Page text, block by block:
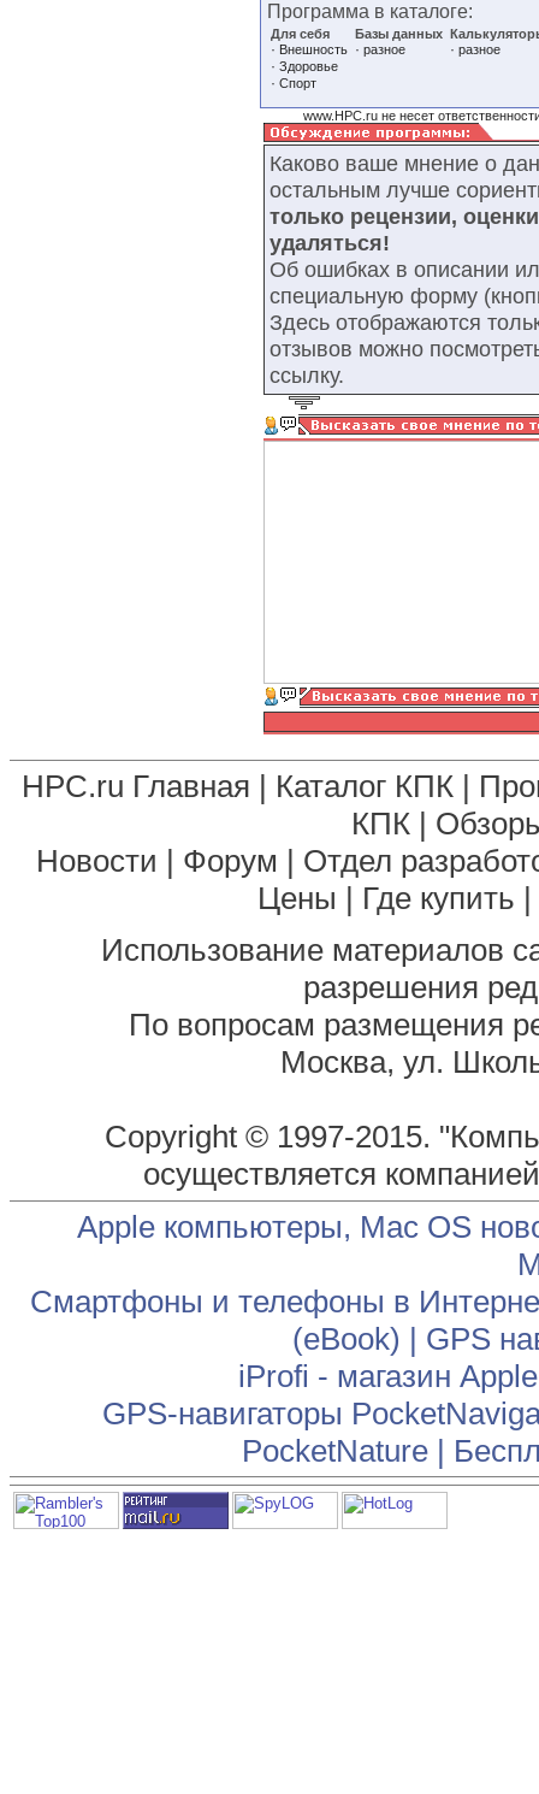
Программа в каталоге:
Для себя
· Внешность
· Здоровье
· Спорт
Базы данных
· разное · разное
www.HPC.ru не несет
Каково ваше мнение о
остальным лучше
только рецензии,
удаляться!
Об ошибках в описании
специальную форму
Здесь отображаются
отзывов можно
ссылку.
HPC.ru Главная | Каталог КПК |
КПК |
Новости | Форум | Отдел
Цены | Где купить |
Использование материалов
разрешения
По вопросам размещения
Москва, ул.
Copyright © 1997-2015.
осуществляется
Apple компьютеры, Mac OS
Смартфоны и телефоны в
(eBook) | GPS
iProfi - магазин
GPS-навигаторы
PocketNature|